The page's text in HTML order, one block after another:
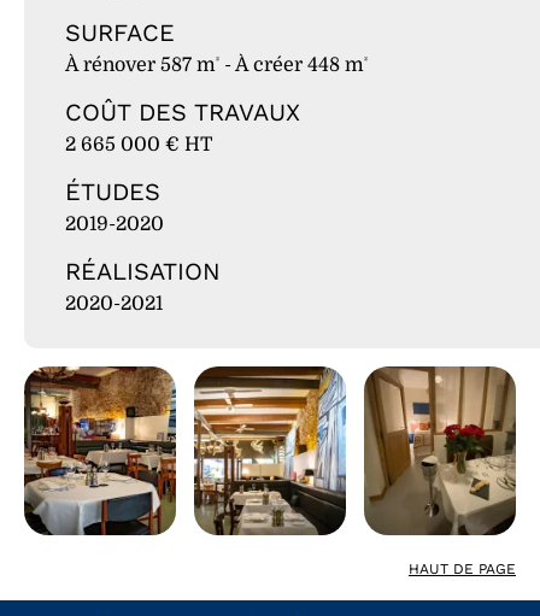
SURFACE
À rénover 587 m² - À créer 448 m²
COÛT DES TRAVAUX
2 665 000 € HT
ÉTUDES
2019-2020
RÉALISATION
2020-2021
HAUT DE PAGE